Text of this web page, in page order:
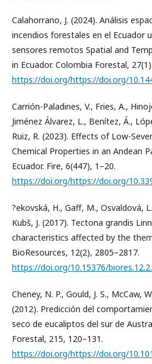
Calahorrano, J. (2024). Análisis
incendios forestales en el Ecuador
sensores remotos Spatial and
in Ecuador. Colombia Forestal, 27(1).
https://doi.org/https://doi.org/
Carrión-Paladines, V., Fries, A.,
Jiménez Álvarez, L., Benítez, Á.,
Ruiz, R. (2023). Effects of Low-
Chemical Properties in an Andean
Ecuador. Fire, 6(447), 1–20.
https://doi.org/https://doi.org/
?ekovská, H., Gaff, M., Osvaldová,
Kubš, J. (2017). Tectona grandis
characteristics affected by the
BioResources, 12(2), 2805–2817.
https://doi.org/10.15376/
Cheney, N. P., Gould, J. S., McCaw,
(2012). Predicción del
seco de eucaliptos del sur de
Forestal, 215, 120–131.
https://doi.org/https://doi.org/